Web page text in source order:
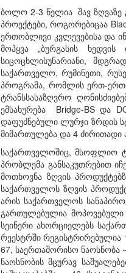
ბოლო 2-3 წელია შავ ზღვაზე
პროექტები, როგორებიცაა
ერთობლივი კვლევებისა და
მოჰყვა „ბურგასის
სიცოცხლისუნარიანი,
საქართველო, რუმინეთი,
პროგრამა, რომლის ერთ-ერთი
ტრანსსასაზღვრო
ემსახურება Bridge-BS და
დაფუძნებული ლურჯი ზრდის
მიმართულება და 4 ძირითადი
საქართველოშიც, მსოფლიო
პრობლემა განსაკუთრებით
მოთხოვნა ზღვის
საქართველოს ზღვის
არის საქართველოს
გართულებულია მოპოვებული
სეინერი ახორციელებს
რეესტრში რეგისტრირებულია
67, საერთაშორისო ნაოსნობა
ნაოსნობის მცურავ